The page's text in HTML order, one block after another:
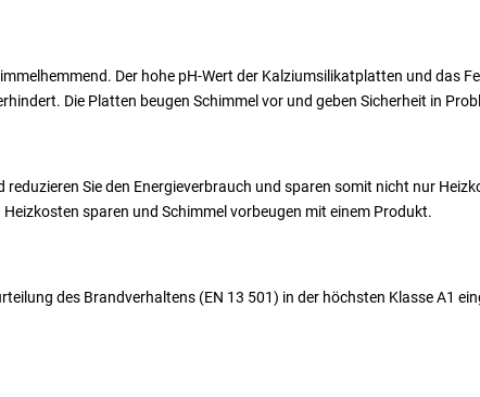
Der hohe pH-Wert der Kalziumsilikatplatten und das
Die Platten beugen Schimmel vor und geben Sicherheit in
Sie den Energieverbrauch und sparen somit nicht nur
sparen und Schimmel vorbeugen mit einem Produkt.
des Brandverhaltens (EN 13 501) in der höchsten Klasse A1